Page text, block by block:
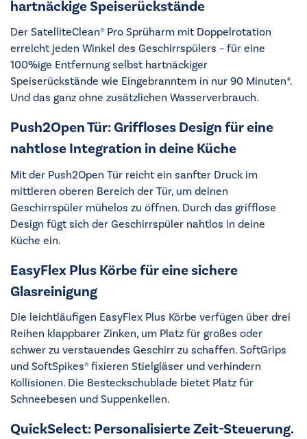
hartnäckige Speiserückstände
Der SatelliteClean® Pro Sprüharm mit Doppelrotation
erreicht jeden Winkel des Geschirrspülers – für eine
100%ige Entfernung selbst hartnäckiger
Speiserückstände wie Eingebranntem in nur 90 Minuten*.
Und das ganz ohne zusätzlichen Wasserverbrauch.
Push2Open Tür: Griffloses Design für eine
nahtlose Integration in deine Küche
Mit der Push2Open Tür reicht ein sanfter Druck im
mittleren oberen Bereich der Tür, um deinen
Geschirrspüler mühelos zu öffnen. Durch das grifflose
Design fügt sich der Geschirrspüler nahtlos in deine
Küche ein.
EasyFlex Plus Körbe für eine sichere
Glasreinigung
Die leichtläufigen EasyFlex Plus Körbe verfügen über drei
Reihen klappbarer Zinken, um Platz für großes oder
schwer zu verstauendes Geschirr zu schaffen. SoftGrips
und SoftSpikes® fixieren Stielgläser und verhindern
Kollisionen. Die Besteckschublade bietet Platz für
Schneebesen und Suppenkellen.
QuickSelect: Personalisierte Zeit-Steuerung.